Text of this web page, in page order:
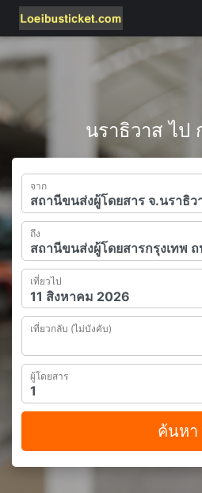
นราธิวาส ไป
จาก
ถึง
เที่ยวไป
เที่ยวกลับ (ไม่บังคับ)
ผู้โดยสาร
ค้นหา